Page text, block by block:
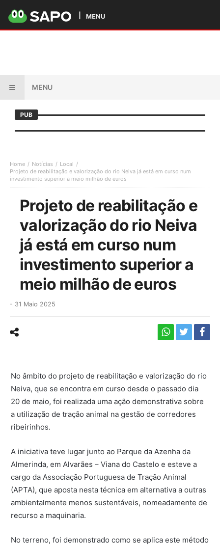
MENU
MENU
PUB
Home Notícias
Local
Projeto de reabilitação e valorização do rio Neiva já está em curso num
investimento superior a meio milhão de euros
Projeto de reabilitação e
valorização do rio Neiva
já está em curso num
investimento superior a
meio milhão de euros
- 31 Maio 2025
No âmbito do projeto de reabilitação e valorização do rio
Neiva, que se encontra em curso desde o passado dia
20 de maio, foi realizada uma ação demonstrativa sobre
a utilização de tração animal na gestão de corredores
ribeirinhos.
A iniciativa teve lugar junto ao Parque da Azenha da
Almerinda, em Alvarães – Viana do Castelo e esteve a
cargo da Associação Portuguesa de Tração Animal
(APTA), que aposta nesta técnica em alternativa a outras
ambientalmente menos sustentáveis, nomeadamente de
recurso a maquinaria.
No terreno, foi demonstrado como se aplica este método